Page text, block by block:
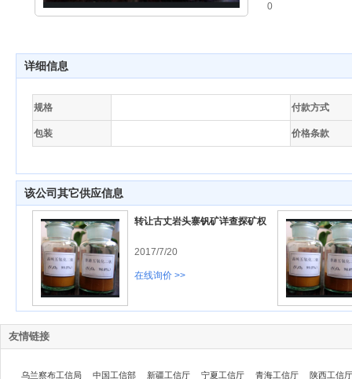
0
详细信息
规格 付款方式
包装 价格条款
该公司其它供应信息
转让古丈岩头寨钒矿详查探矿权
2017/7/20
在线询价 >>
友情链接
乌兰察布工信局 中国工信部 新疆工信厅 宁夏工信厅 青海工信厅 陕西工信厅